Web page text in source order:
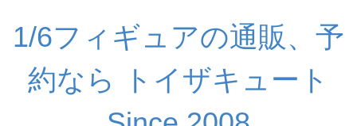
1/6フィギュアの通販、予
約なら トイザキュート